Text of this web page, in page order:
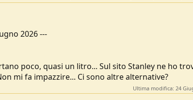
2026---
poco, quasi un litro... Sul sito Stanley ne ho
mi fa impazzire... Ci sono altre alternative?
Ultima modifica: 24